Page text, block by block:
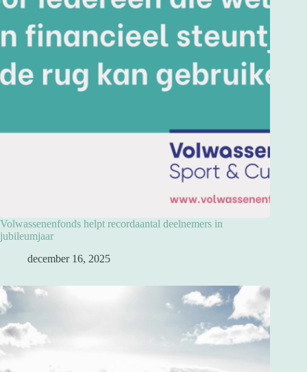
Volwassenenfonds helpt recordaantal deelnemers in
jubileumjaar
december 16, 2025